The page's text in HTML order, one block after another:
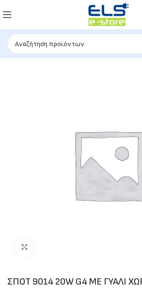
ΣΠΟΤ 9014 20W G4 ΜΕ ΓΥΑΛΙ